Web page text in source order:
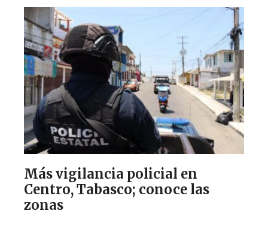
Más vigilancia policial en
Centro, Tabasco; conoce las
zonas